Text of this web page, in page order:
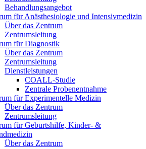
Behandlungsangebot
für Anästhesiologie und Intensivmedizin
Über das Zentrum
Zentrumsleitung
für Diagnostik
Über das Zentrum
Zentrumsleitung
Dienstleistungen
COALL-Studie
Zentrale Probenentnahme
für Experimentelle Medizin
Über das Zentrum
Zentrumsleitung
für Geburtshilfe, Kinder- &
Über das Zentrum